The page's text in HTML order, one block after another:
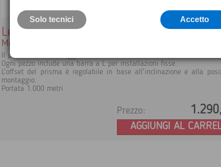
Leica GMP004
Mini prisma di monitoraggio con barra a L (20 pezzi)
Il prisma di monitoraggio GMP004 montato su un supporto metallico.
Ogni pezzo include una barra a L per installazioni fisse.
L'offset del prisma è regolabile in base all'inclinazione e alla
montaggio.
Portata 1.000 metri
Prezzo:
AGGIUNGI AL
Solo tecnici Accetto